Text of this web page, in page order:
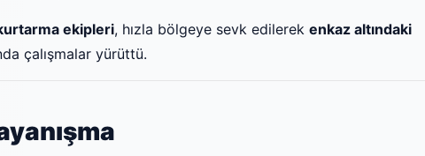
kurtarma ekipleri, hızla bölgeye sevk edilerek enkaz altındaki
çalışmalar yürüttü.